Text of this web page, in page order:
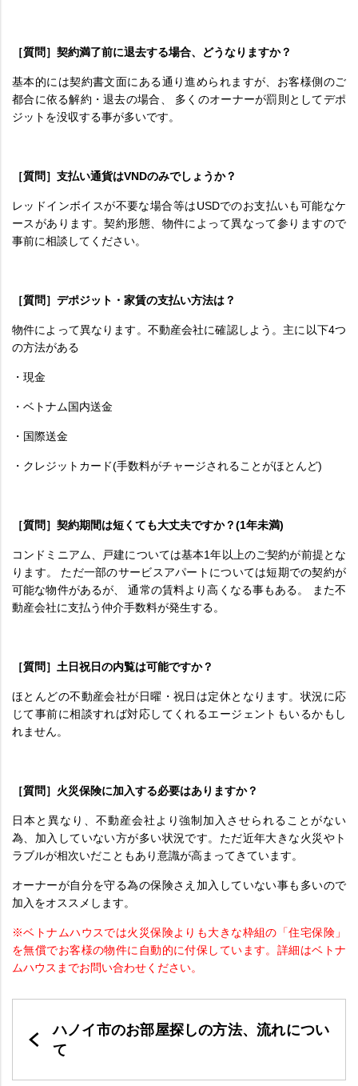
［質問］契約満了前に退去する場合、どうなりますか？
基本的には契約書文面にある通り進められますが、お客様側のご
都合に依る解約・退去の場合、 多くのオーナーが罰則としてデポ
ジットを没収する事が多いです。
［質問］支払い通貨はVNDのみでしょうか？
レッドインボイスが不要な場合等はUSDでのお支払いも可能なケ
ースがあります。契約形態、物件によって異なって参りますので
事前に相談してください。
［質問］デポジット・家賃の支払い方法は？
物件によって異なります。不動産会社に確認しよう。主に以下4つ
の方法がある
・現金
・ベトナム国内送金
・国際送金
・クレジットカード(手数料がチャージされることがほとんど)
［質問］契約期間は短くても大丈夫ですか？(1年未満)
コンドミニアム、戸建については基本1年以上のご契約が前提とな
ります。 ただ一部のサービスアパートについては短期での契約が
可能な物件があるが、 通常の賃料より高くなる事もある。 また不
動産会社に支払う仲介手数料が発生する。
［質問］土日祝日の内覧は可能ですか？
ほとんどの不動産会社が日曜・祝日は定休となります。状況に応
じて事前に相談すれば対応してくれるエージェントもいるかもし
れません。
［質問］火災保険に加入する必要はありますか？
日本と異なり、不動産会社より強制加入させられることがない
為、加入していない方が多い状況です。ただ近年大きな火災やト
ラブルが相次いだこともあり意識が高まってきています。
オーナーが自分を守る為の保険さえ加入していない事も多いので
加入をオススメします。
※ベトナムハウスでは火災保険よりも大きな枠組の「住宅保険」
を無償でお客様の物件に自動的に付保しています。詳細はベトナ
ムハウスまでお問い合わせください。
ハノイ市のお部屋探しの方法、流れについ
て